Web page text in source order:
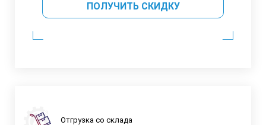
ПОЛУЧИТЬ СКИДКУ
Отгрузка со склада